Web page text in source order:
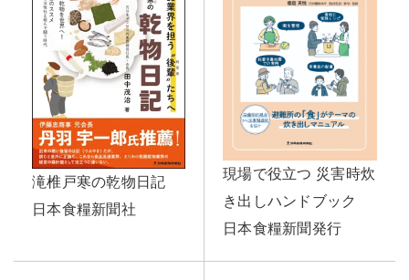
滝椎戸寒の乾物日記
日本食糧新聞社
現場で役立つ 災害時炊
き出しハンドブック
日本食糧新聞発行